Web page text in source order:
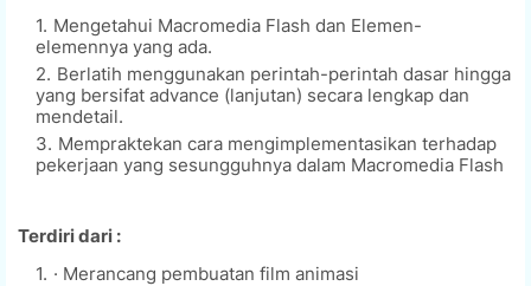
Mengetahui Macromedia Flash dan Elemen-
elemennya yang ada.
Berlatih menggunakan perintah-perintah dasar hingga
yang bersifat advance (lanjutan) secara lengkap dan
mendetail.
Mempraktekan cara mengimplementasikan terhadap
pekerjaan yang sesungguhnya dalam Macromedia Flash
Terdiri dari :
· Merancang pembuatan film animasi